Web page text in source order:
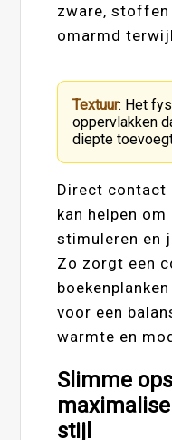
zware,
omarmd
Textuur: Het
oppervlakken
diepte
Direct contact
kan helpen
stimuleren en
Zo zorgt een
voor een
warmte en
Slimme
stijl